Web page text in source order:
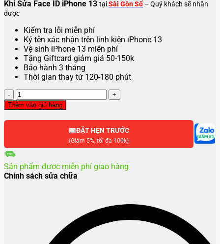
Khi Sửa Face ID iPhone 13 tạiSài Gòn Số – Quý khách sẽ nhận
được
Kiểm tra lỗi miễn phí
Ký tên xác nhận trên linh kiện iPhone 13
Vệ sinh iPhone 13 miễn phí
Tặng Giftcard giảm giá 50-150k
Bảo hành 3 tháng
Thời gian thay từ 120-180 phút
Sửa
Face
iD
iPhone
lượng
Thêm vào giỏ hàng
📅ĐẶT HẸN TRƯỚC
(Giảm 5%, tối đa 100k)
Sản phẩm được miễn phí giao hàng
Chính sách sửa chữa